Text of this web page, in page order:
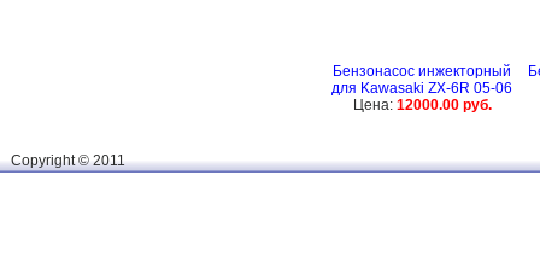
Бензонасос инжекторный
для Kawasaki ZX-6R 05-06
Цена: 12000.00 руб.
Сopyright © 2011